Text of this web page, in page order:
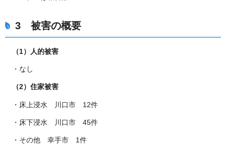
3 被害の概要
（1）人的被害
・なし
（2）住家被害
・床上浸水 川口市 12件
・床下浸水 川口市 45件
・その他 幸手市 1件